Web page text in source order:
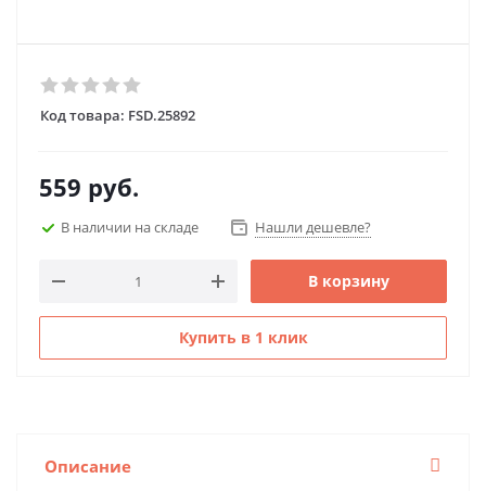
Код товара: FSD.25892
559 руб.
В наличии на складе Нашли дешевле?
В корзину
Купить в 1 клик
Описание